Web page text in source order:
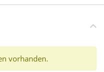
vorhanden.